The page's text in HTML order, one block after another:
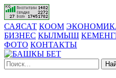
САЯСАТ КООМ
БИЗНЕС КЫЛМЫШ
ФОТО КОНТАКТЫ